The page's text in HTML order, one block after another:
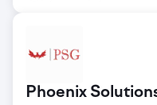
messagerie avec de
rapide, une itération
stratégiquement, pour
Phoenix